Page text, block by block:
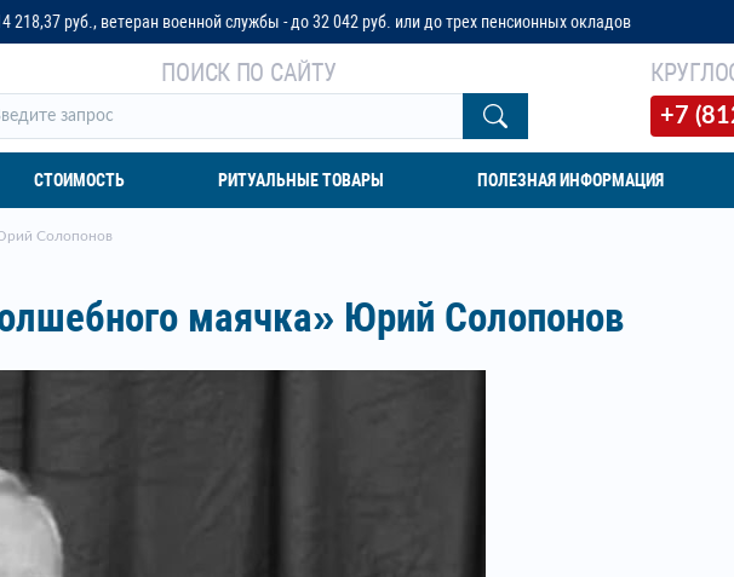
службы - до 32 042 руб. или до трех пенсионных окладов
ПОИСК ПО САЙТУ
+7
СТОИМОСТЬ РИТУАЛЬНЫЕ ТОВАРЫ ПОЛЕЗНАЯ ИНФОРМАЦИЯ
Солопонов
маячка» Юрий Солопонов